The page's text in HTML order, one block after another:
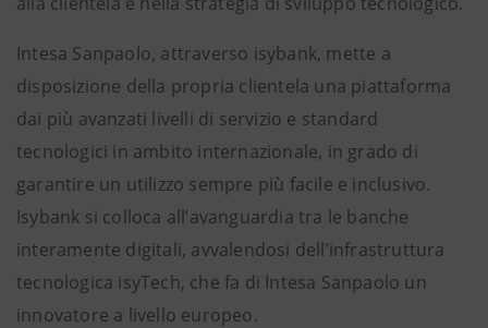
Intesa Sanpaolo, attraverso isybank, mette a
disposizione della propria clientela una piattaforma
dai più avanzati livelli di servizio e standard
tecnologici in ambito internazionale, in grado di
garantire un utilizzo sempre più facile e inclusivo.
Isybank si colloca all’avanguardia tra le banche
interamente digitali, avvalendosi dell’infrastruttura
tecnologica isyTech, che fa di Intesa Sanpaolo un
innovatore a livello europeo.